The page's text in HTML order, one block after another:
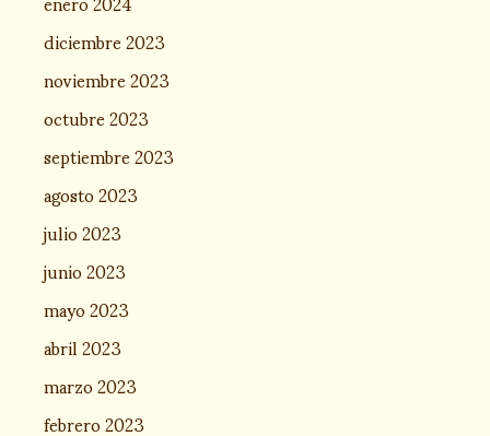
diciembre 2023
noviembre 2023
octubre 2023
septiembre 2023
agosto 2023
julio 2023
junio 2023
mayo 2023
abril 2023
marzo 2023
febrero 2023